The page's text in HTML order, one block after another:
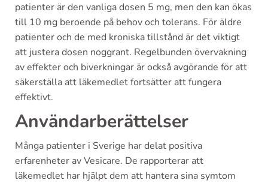
patienter är den vanliga dosen 5 mg, men den kan ökas
till 10 mg beroende på behov och tolerans. För äldre
patienter och de med kroniska tillstånd är det viktigt
att justera dosen noggrant. Regelbunden övervakning
av effekter och biverkningar är också avgörande för att
säkerställa att läkemedlet fortsätter att fungera
effektivt.
Användarberättelser
Många patienter i Sverige har delat positiva
erfarenheter av Vesicare. De rapporterar att
läkemedlet har hjälpt dem att hantera sina symtom